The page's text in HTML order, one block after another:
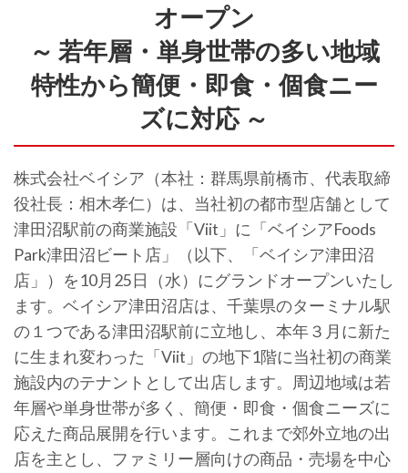
オープン
～ 若年層・単身世帯の多い地域
特性から簡便・即食・個食ニー
ズに対応 ～
株式会社ベイシア（本社：群馬県前橋市、代表取締
役社長：相木孝仁）は、当社初の都市型店舗として
津田沼駅前の商業施設「Viit」に「ベイシアFoods
Park津田沼ビート店」（以下、「ベイシア津田沼
店」）を10月25日（水）にグランドオープンいたし
ます。ベイシア津田沼店は、千葉県のターミナル駅
の１つである津田沼駅前に立地し、本年３月に新た
に生まれ変わった「Viit」の地下1階に当社初の商業
施設内のテナントとして出店します。周辺地域は若
年層や単身世帯が多く、簡便・即食・個食ニーズに
応えた商品展開を行います。これまで郊外立地の出
店を主とし、ファミリー層向けの商品・売場を中心